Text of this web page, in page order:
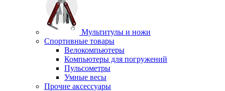
Мультитулы и ножи
Спортивные товары
Велокомпьютеры
Компьютеры для погружений
Пульсометры
Умные весы
Прочие аксессуары